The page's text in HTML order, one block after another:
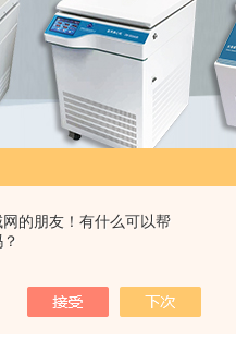
的朋友！有什么可以帮